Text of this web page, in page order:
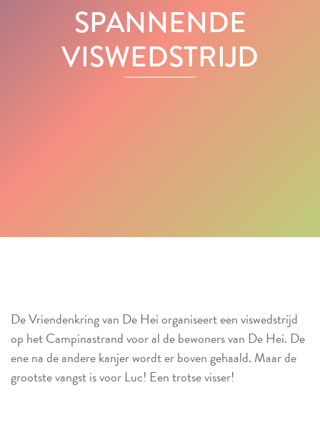
SPANNENDE
VISWEDSTRIJD
De Vriendenkring van De Hei organiseert een viswedstrijd
op het Campinastrand voor al de bewoners van De Hei. De
ene na de andere kanjer wordt er boven gehaald. Maar de
grootste vangst is voor Luc! Een trotse visser!